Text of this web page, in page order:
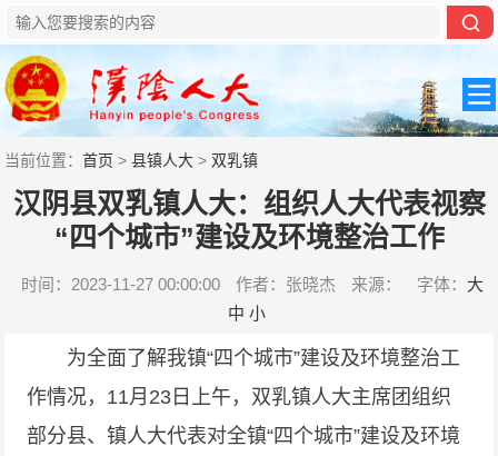
当前位置：首页 >县镇人大 > 双乳镇
汉阴县双乳镇人大：组织人大代表视察
“四个城市”建设及环境整治工作
时间：2023-11-27 00:00:00 作者：张晓杰 来源： 字体： 大
中 小
为全面了解我镇“四个城市”建设及环境整治工
作情况，11月23日上午，双乳镇人大主席团组织
部分县、镇人大代表对全镇“四个城市”建设及环境